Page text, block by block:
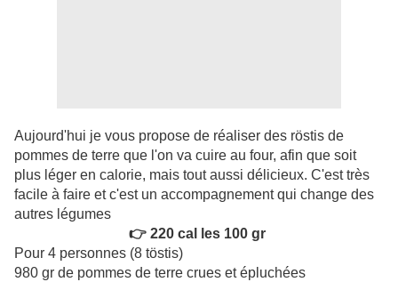
Aujourd'hui je vous propose de réaliser des röstis de
pommes de terre que l'on va cuire au four, afin que soit
plus léger en calorie, mais tout aussi délicieux. C'est très
facile à faire et c'est un accompagnement qui change des
autres légumes
👉 220 cal les 100 gr
Pour 4 personnes (8 töstis)
980 gr de pommes de terre crues et épluchées